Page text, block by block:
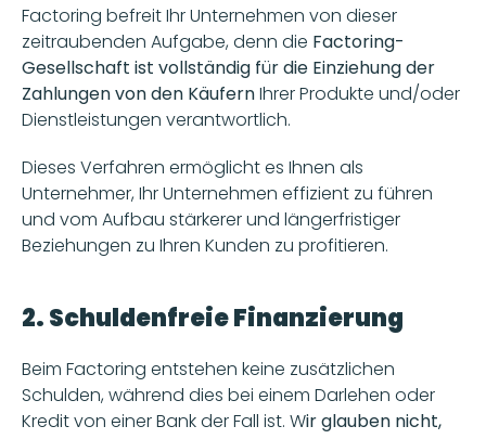
Factoring befreit Ihr Unternehmen von dieser
zeitraubenden Aufgabe, denn die Factoring-
Gesellschaft ist vollständig für die Einziehung der
Zahlungen von den Käufern Ihrer Produkte und/oder
Dienstleistungen verantwortlich.
Dieses Verfahren ermöglicht es Ihnen als
Unternehmer, Ihr Unternehmen effizient zu führen
und vom Aufbau stärkerer und längerfristiger
Beziehungen zu Ihren Kunden zu profitieren.
2. Schuldenfreie Finanzierung
Beim Factoring entstehen keine zusätzlichen
Schulden, während dies bei einem Darlehen oder
Kredit von einer Bank der Fall ist. Wir glauben nicht,